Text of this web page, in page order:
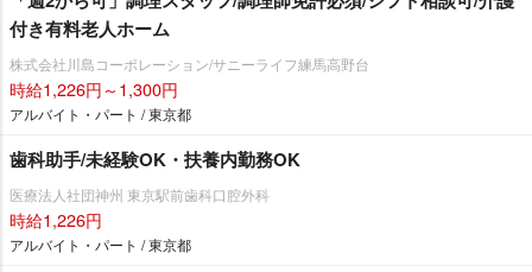
付き有料老人ホーム
株式会社川島コーポレーション/サニーライフ練馬高野台
時給1,226円～1,300円
アルバイト・パート / 東京都
歯科助手/未経験OK・扶養内勤務OK
医療法人社団神州 東京駅前歯科口腔外科
時給1,226円
アルバイト・パート / 東京都